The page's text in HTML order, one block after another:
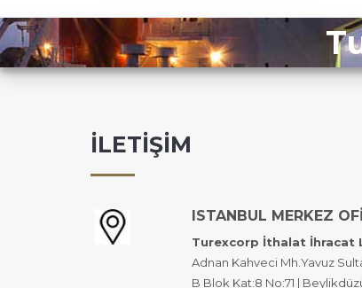
İLETİŞİM
ISTANBUL MERKEZ
Turexcorp İthalat İhracat
Adnan Kahveci Mh.Yavuz
B Blok Kat:8 No:71 |